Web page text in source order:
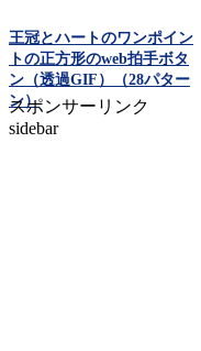
王冠とハートのワンポイン
トの正方形のweb拍手ボタ
ン（透過GIF）（28パター
ン）
スポンサーリンク
sidebar